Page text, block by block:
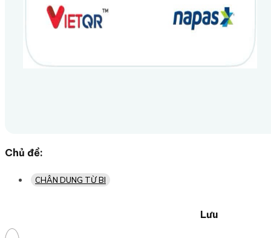
Chủ đề:
CHÂN DUNG TỪ BI
Lưu